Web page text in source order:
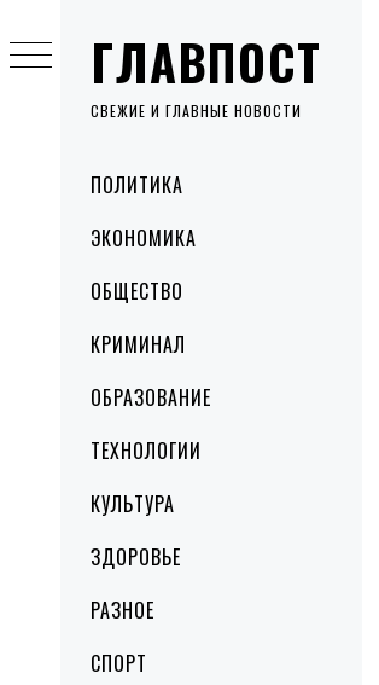
ГЛАВПОСТ
СВЕЖИЕ И ГЛАВНЫЕ НОВОСТИ
MenuПОЛИТИКА
ЭКОНОМИКА
ОБЩЕСТВО
КРИМИНАЛ
ОБРАЗОВАНИЕ
ТЕХНОЛОГИИ
КУЛЬТУРА
ЗДОРОВЬЕ
РАЗНОЕ
СПОРТ
to
content